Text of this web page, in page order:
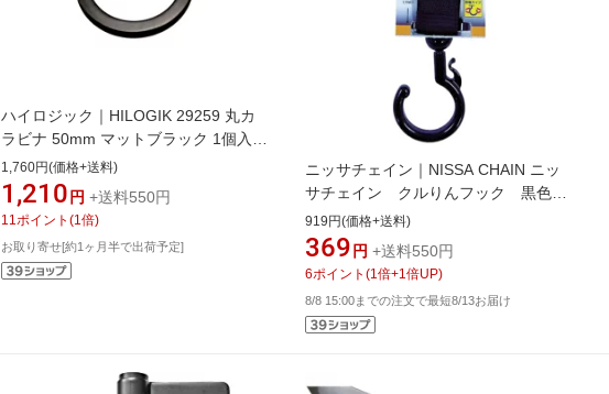
ハイロジック｜HILOGIK 29259 丸カ
ラビナ 50mm マットブラック 1個入
00029259-001
1,760円(価格+送料)
1,210 円 +送料550円
11ポイント (1倍)
お取り寄せ[約1ヶ月半で出荷予定]
ニッサチェイン｜NISSA CHAIN ニッ
サチェイン クルりんフック 黒色
回転タイプ 20〜40mm用 A-1026
919円(価格+送料)
369 円 +送料550円
6ポイント (1 倍+1 倍UP)
8/8 15:00までの注文で最短8/13お届け